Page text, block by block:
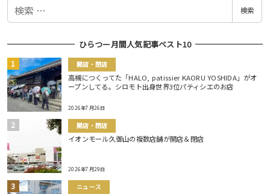
検
検索
ひらつー月間人気記事ベスト10
開店・閉店
高槻につくってた「HALO, patissier KAORU YOSHIDA」がオ
ープンしてる。シロモト出身世界3位パティシエのお店
2026年7月26日
開店・閉店
イオンモール久御山の複数店舗が開店＆閉店
2026年7月29日
ニュース